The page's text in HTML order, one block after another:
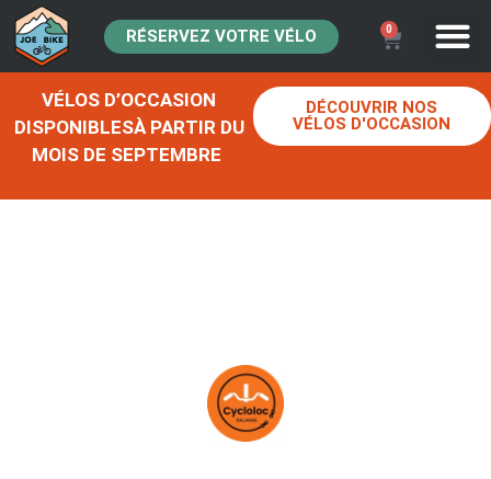
0
RÉSERVEZ VOTRE VÉLO
VÉLOS D’OCCASION
DISPONIBLESÀ PARTIR DU
MOIS DE SEPTEMBRE
DÉCOUVRIR NOS
VÉLOS D'OCCASION